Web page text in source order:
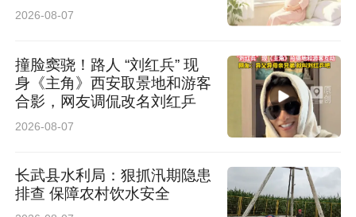
心，全力守护老百姓“粮袋子”，以实干夯实粮食
来源：中共礼泉县委宣传部
2026-08-07
撞脸窦骁！路人 “刘红兵” 现
身《主角》西安取景地和游客
合影，网友调侃改名刘红乒
2026-08-07
长武县水利局：狠抓汛期隐患
排查 保障农村饮水安全